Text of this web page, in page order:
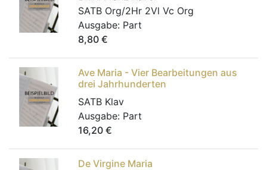
SATB Org/2Hr 2Vl Vc Org
Ausgabe: Part
8,80 €
Ave Maria - Vier Bearbeitungen aus
drei Jahrhunderten
SATB Klav
Ausgabe: Part
16,20 €
De Virgine Maria